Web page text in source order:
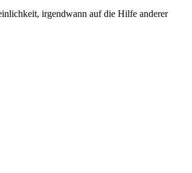
irgendwann auf die Hilfe anderer